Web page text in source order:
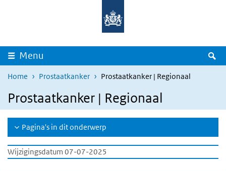
Overslaan en naar de inhoud gaan
Menu
Home Prostaatkanker Prostaatkanker | Regionaal
Prostaatkanker | Regionaal
Pagina's in dit onderwerp
Wijzigingsdatum 07-07-2025